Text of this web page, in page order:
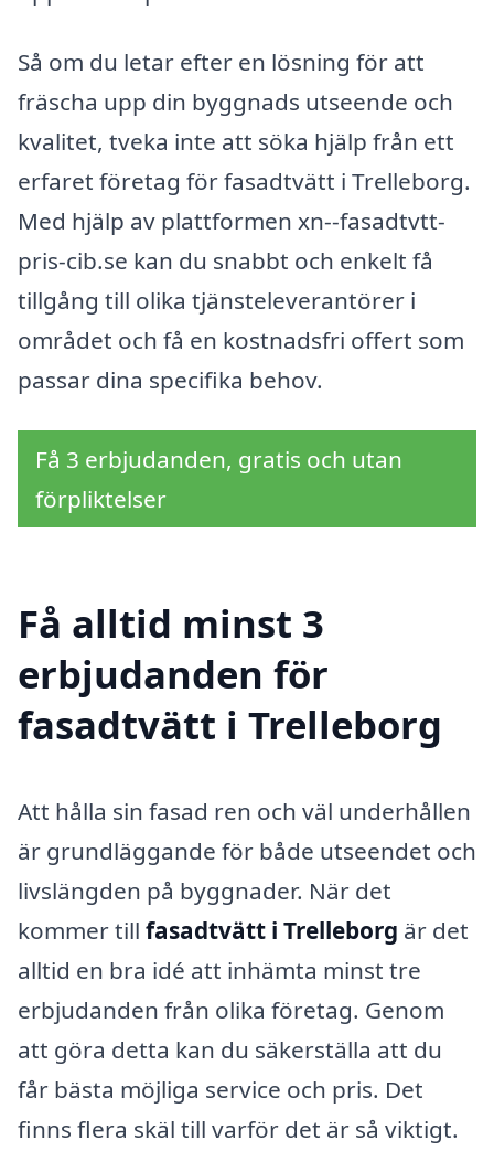
Så om du letar efter en lösning för att
fräscha upp din byggnads utseende och
kvalitet, tveka inte att söka hjälp från ett
erfaret företag för fasadtvätt i Trelleborg.
Med hjälp av plattformen xn--fasadtvtt-
pris-cib.se kan du snabbt och enkelt få
tillgång till olika tjänsteleverantörer i
området och få en kostnadsfri offert som
passar dina specifika behov.
Få 3 erbjudanden, gratis och utan
förpliktelser
Få alltid minst 3
erbjudanden för
fasadtvätt i Trelleborg
Att hålla sin fasad ren och väl underhållen
är grundläggande för både utseendet och
livslängden på byggnader. När det
kommer till fasadtvätt i Trelleborg är det
alltid en bra idé att inhämta minst tre
erbjudanden från olika företag. Genom
att göra detta kan du säkerställa att du
får bästa möjliga service och pris. Det
finns flera skäl till varför det är så viktigt.